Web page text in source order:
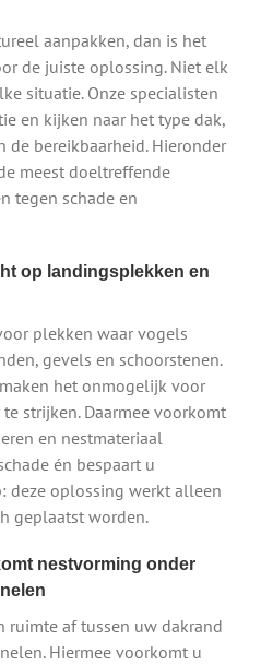
aanpakken, dan is het
de juiste oplossing. Niet elk
situatie. Onze specialisten
en kijken naar het type dak,
de bereikbaarheid. Hieronder
meest doeltreffende
tegen schade en
op landingsplekken en
plekken waar vogels
gevels en schoorstenen.
het onmogelijk voor
strijken. Daarmee voorkomt
en nestmateriaal
én bespaart u
deze oplossing werkt alleen
geplaatst worden.
nestvorming onder
ruimte af tussen uw dakrand
Hiermee voorkomt u